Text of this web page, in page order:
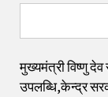
मुख्यमंत्री विष्णु
उपलब्धि,केन्द्र